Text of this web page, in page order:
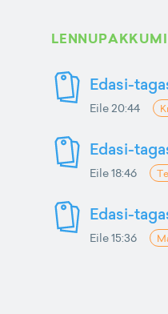
Edasi-
Eile 20:44
Edasi-
Eile 18:46
Edasi-
Eile 15:36